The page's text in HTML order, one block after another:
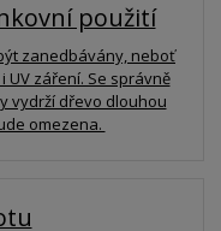
použití
zanedbávány, neboť
UV záření. Se správně
vydrží dřevo dlouhou
omezena.